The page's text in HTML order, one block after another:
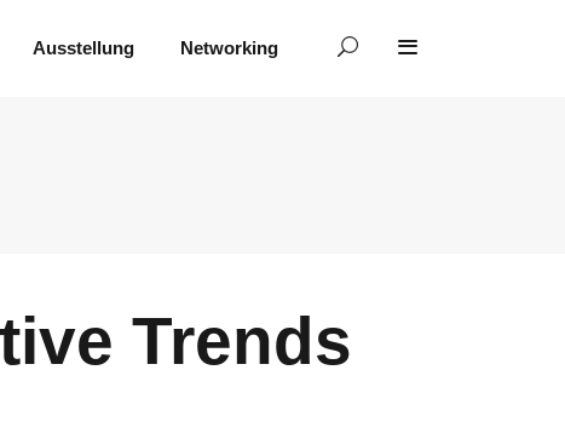
Ausstellung Networking
Trends